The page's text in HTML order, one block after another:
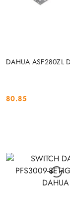
DAHUA ASF280ZL
Cena:
80.85